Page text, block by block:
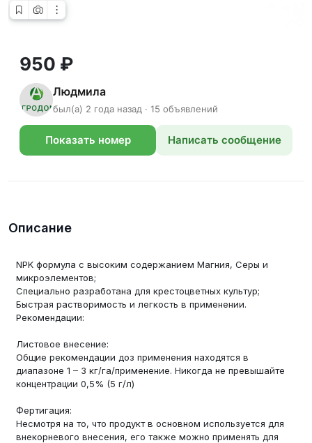
950 ₽
Людмила
был(а) 2 года назад · 15 объявлений
Показать номер Написать сообщение
Описание
NPK формула с высоким содержанием Магния, Серы и
микроэлементов;
Специально разработана для крестоцветных культур;
Быстрая растворимость и легкость в применении.
Рекомендации:
Листовое внесение:
Общие рекомендации доз применения находятся в
диапазоне 1 – 3 кг/га/применение. Никогда не превышайте
концентрации 0,5% (5 г/л)
Фертигация:
Несмотря на то, что продукт в основном используется для
внекорневого внесения, его также можно применять для